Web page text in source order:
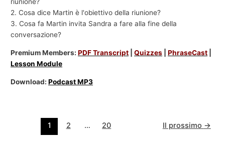
2. Cosa dice Martin è l'obiettivo della riunione?
3. Cosa fa Martin invita Sandra a fare alla fine della
conversazione?
Premium Members:PDF Transcript |Quizzes |PhraseCast
Lesson Module
Download:Podcast MP3
1 2 … 20 Il prossimo →